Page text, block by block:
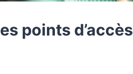
points d’accès